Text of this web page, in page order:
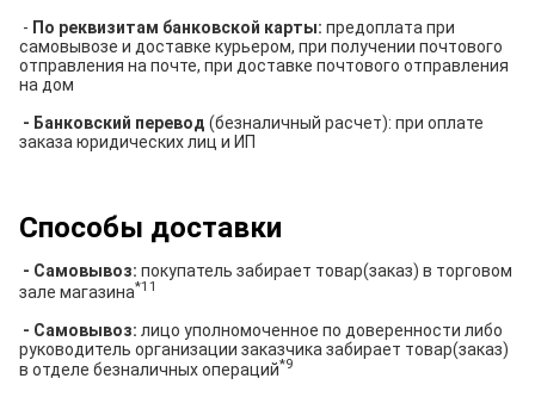
- По реквизитам банковской карты: предоплата при
самовывозе и доставке курьером, при получении почтового
отправления на почте, при доставке почтового отправления
на дом
- Банковский перевод (безналичный расчет): при оплате
заказа юридических лиц и ИП
Способы доставки
- Самовывоз: покупатель забирает товар(заказ) в торговом
зале магазина*11
- Самовывоз: лицо уполномоченное по доверенности либо
руководитель организации заказчика забирает товар(заказ)
в отделе безналичных операций*9